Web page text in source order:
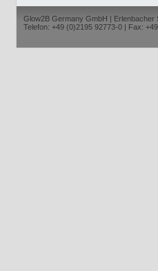
Glow2B Germany GmbH |
Telefon: +49 (0)2195 92773-0 | Fax: